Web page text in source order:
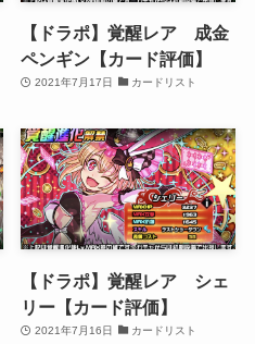
【ドラポ】覚醒レア 成金
ペンギン【カード評価】
2021年7月17日 カードリスト
【ドラポ】覚醒レア シェ
リー【カード評価】
2021年7月16日 カードリスト